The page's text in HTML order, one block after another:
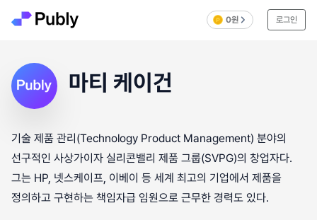
0원 로그인
마티 케이건
기술 제품 관리(Technology Product Management) 분야의
선구적인 사상가이자 실리콘밸리 제품 그룹(SVPG)의 창업자다.
그는 HP, 넷스케이프, 이베이 등 세계 최고의 기업에서 제품을
정의하고 구현하는 책임자급 임원으로 근무한 경력도 있다.